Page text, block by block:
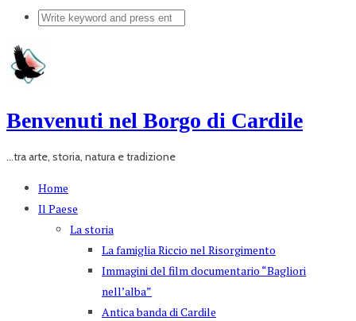
Benvenuti nel Borgo di Cardile
...tra arte, storia, natura e tradizione
Home
Il Paese
La storia
La famiglia Riccio nel Risorgimento
Immagini del film documentario “Bagliori
nell’alba”
Antica banda di Cardile